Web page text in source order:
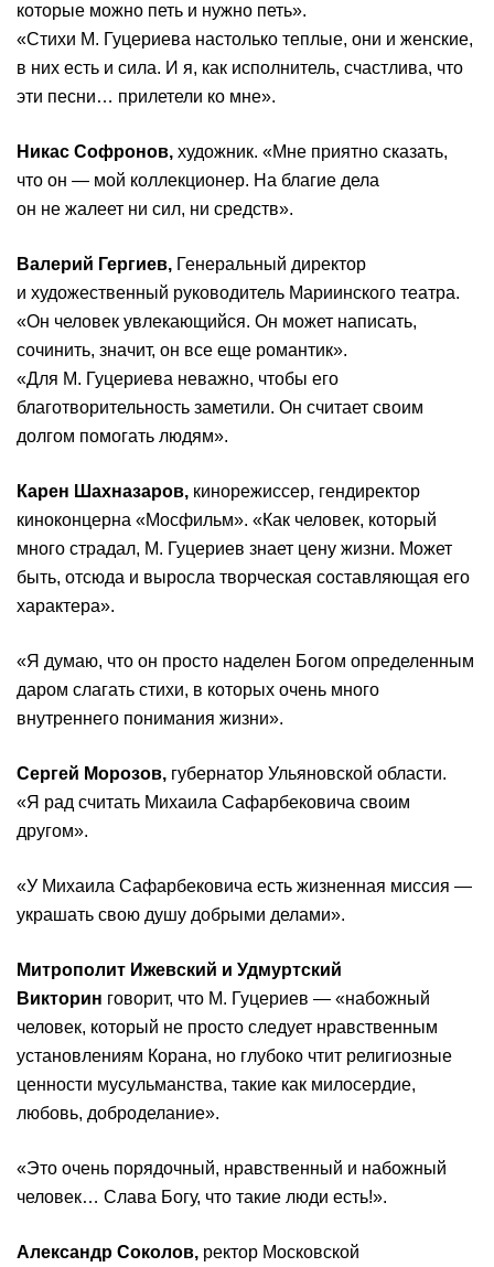
которые можно петь и нужно петь».
«Стихи М. Гуцериева настолько теплые, они и женские,
в них есть и сила. И я, как исполнитель, счастлива, что
эти песни… прилетели ко мне».
Никас Софронов, художник. «Мне приятно сказать,
что он — мой коллекционер. На благие дела
он не жалеет ни сил, ни средств».
Валерий Гергиев, Генеральный директор
и художественный руководитель Мариинского театра.
«Он человек увлекающийся. Он может написать,
сочинить, значит, он все еще романтик».
«Для М. Гуцериева неважно, чтобы его
благотворительность заметили. Он считает своим
долгом помогать людям».
Карен Шахназаров, кинорежиссер, гендиректор
киноконцерна «Мосфильм». «Как человек, который
много страдал, М. Гуцериев знает цену жизни. Может
быть, отсюда и выросла творческая составляющая его
характера».
«Я думаю, что он просто наделен Богом определенным
даром слагать стихи, в которых очень много
внутреннего понимания жизни».
Сергей Морозов, губернатор Ульяновской области.
«Я рад считать Михаила Сафарбековича своим
другом».
«У Михаила Сафарбековича есть жизненная миссия —
украшать свою душу добрыми делами».
Митрополит Ижевский и Удмуртский
Викторин говорит, что М. Гуцериев — «набожный
человек, который не просто следует нравственным
установлениям Корана, но глубоко чтит религиозные
ценности мусульманства, такие как милосердие,
любовь, доброделание».
«Это очень порядочный, нравственный и набожный
человек… Слава Богу, что такие люди есть!».
Александр Соколов, ректор Московской